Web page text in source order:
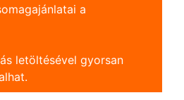
a
letöltésével gyorsan